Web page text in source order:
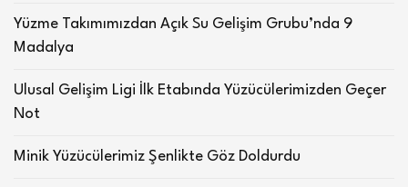
Yüzme Takımımızdan Açık Su Gelişim Grubu’nda 9
Madalya
Ulusal Gelişim Ligi İlk Etabında Yüzücülerimizden Geçer
Not
Minik Yüzücülerimiz Şenlikte Göz Doldurdu